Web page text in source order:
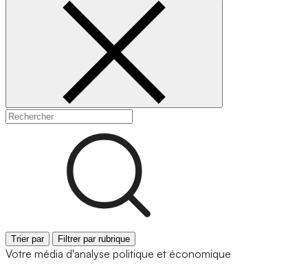
Trier par Filtrer par rubrique
Votre média d'analyse politique et économique